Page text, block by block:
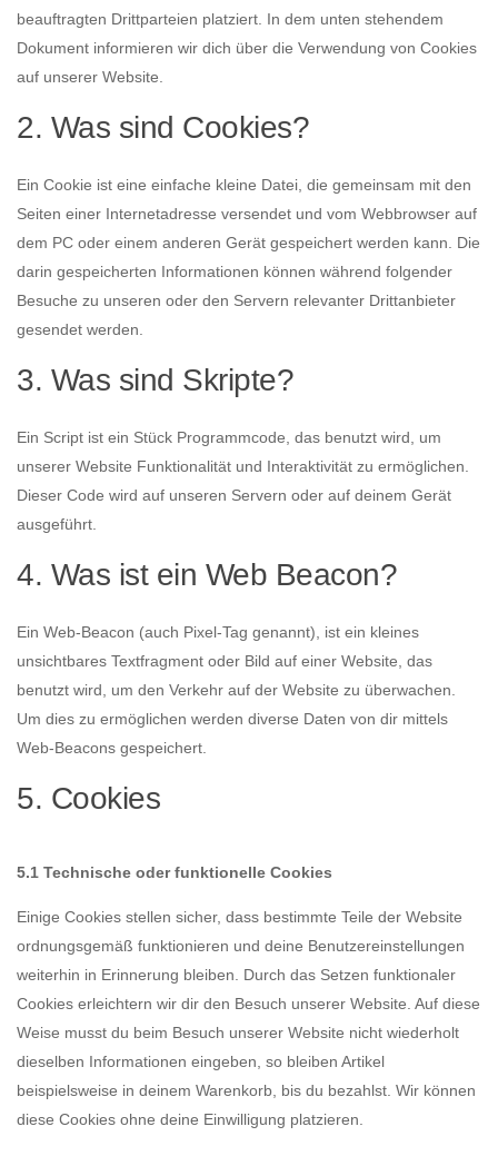
beauftragten Drittparteien platziert. In dem unten stehendem
Dokument informieren wir dich über die Verwendung von Cookies
auf unserer Website.
2. Was sind Cookies?
Ein Cookie ist eine einfache kleine Datei, die gemeinsam mit den
Seiten einer Internetadresse versendet und vom Webbrowser auf
dem PC oder einem anderen Gerät gespeichert werden kann. Die
darin gespeicherten Informationen können während folgender
Besuche zu unseren oder den Servern relevanter Drittanbieter
gesendet werden.
3. Was sind Skripte?
Ein Script ist ein Stück Programmcode, das benutzt wird, um
unserer Website Funktionalität und Interaktivität zu ermöglichen.
Dieser Code wird auf unseren Servern oder auf deinem Gerät
ausgeführt.
4. Was ist ein Web Beacon?
Ein Web-Beacon (auch Pixel-Tag genannt), ist ein kleines
unsichtbares Textfragment oder Bild auf einer Website, das
benutzt wird, um den Verkehr auf der Website zu überwachen.
Um dies zu ermöglichen werden diverse Daten von dir mittels
Web-Beacons gespeichert.
5. Cookies
5.1 Technische oder funktionelle Cookies
Einige Cookies stellen sicher, dass bestimmte Teile der Website
ordnungsgemäß funktionieren und deine Benutzereinstellungen
weiterhin in Erinnerung bleiben. Durch das Setzen funktionaler
Cookies erleichtern wir dir den Besuch unserer Website. Auf diese
Weise musst du beim Besuch unserer Website nicht wiederholt
dieselben Informationen eingeben, so bleiben Artikel
beispielsweise in deinem Warenkorb, bis du bezahlst. Wir können
diese Cookies ohne deine Einwilligung platzieren.